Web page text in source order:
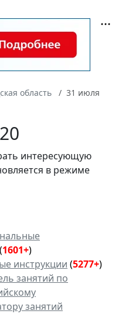
область
31 июля
интересующую
в режиме
(1601+)
инструкции (5277+)
занятий по
занятий